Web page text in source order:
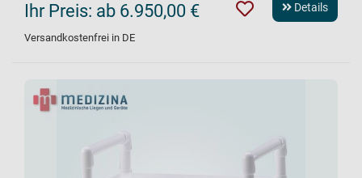
Ihr Preis: ab 6.950,00 €
Versandkostenfrei in DE
Details